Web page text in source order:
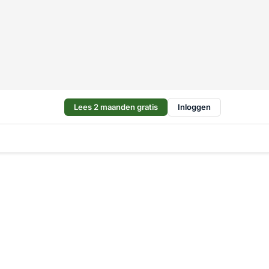
Lees 2 maanden gratis Inloggen